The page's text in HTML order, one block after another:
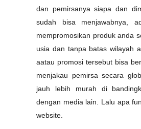
dan pemirsanya siapa dan
sudah bisa menjawabnya,
mempromosikan produk anda
usia dan tanpa batas wilayah
aatau promosi tersebut bisa
menjakau pemirsa secara
jauh lebih murah di
dengan media lain. Lalu apa
website.